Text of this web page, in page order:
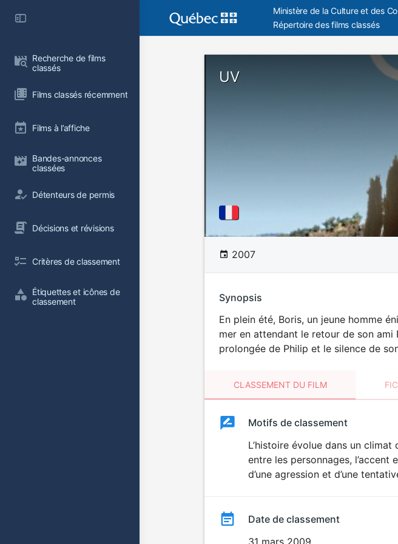
Recherche de films
classés
Films classés récemment
Films à l’affiche
Bandes-annonces
classées
Détenteurs de permis
Décisions et révisions
Critères de classement
Étiquettes et icônes de
classement
Ministère de la Culture et des
Répertoire des films classés
UV
2007
Synopsis
En plein été, Boris, un jeune homme
mer en attendant le retour de son ami
prolongée de Philip et le silence de
CLASSEMENT DU FILM
ClassementClassement
DÉCONSEILLÉ
AUX JEUNES
ENFANTS
Motifs de classement
L’histoire évolue dans un
entre les personnages,
d’une agression et d’une
Date de classement
31 mars 2009